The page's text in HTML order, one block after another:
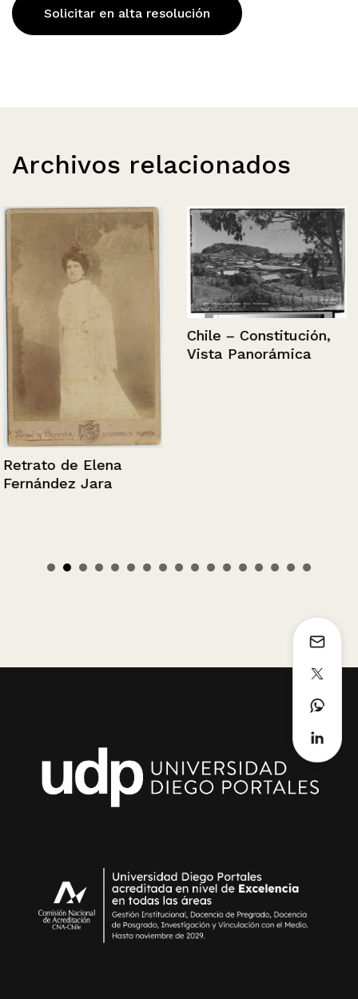
Solicitar en alta resolución
Archivos relacionados
Retrato de Elena
Fernández Jara
Chile – Constitución,
Vista Panorámica